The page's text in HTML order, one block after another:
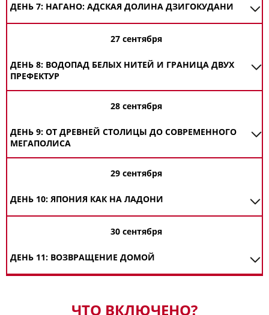
ДЕНЬ 7: НАГАНО: АДСКАЯ ДОЛИНА ДЗИГОКУДАНИ
27 сентября
ДЕНЬ 8: ВОДОПАД БЕЛЫХ НИТЕЙ И ГРАНИЦА ДВУХ
ПРЕФЕКТУР
28 сентября
ДЕНЬ 9: ОТ ДРЕВНЕЙ СТОЛИЦЫ ДО СОВРЕМЕННОГО
МЕГАПОЛИСА
29 сентября
ДЕНЬ 10: ЯПОНИЯ КАК НА ЛАДОНИ
30 сентября
ДЕНЬ 11: ВОЗВРАЩЕНИЕ ДОМОЙ
ЧТО ВКЛЮЧЕНО?